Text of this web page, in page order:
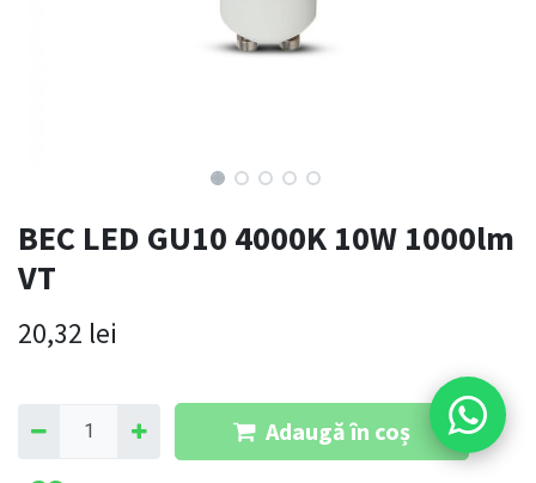
BEC LED GU10 4000K 10W 1000lm
VT
20,32 lei
Adaugă în coș